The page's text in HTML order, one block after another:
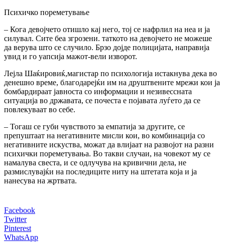
Психичко пореметување
– Кога девојчето отишло кај него, тој се нафрлил на неа и ја
силувал. Сите беа згрозени. таткото на девојчето не можеше
да верува што се случило. Брзо дојде полицијата, направија
увид и го уапсија мажот-вели изворот.
Лејла Шаќировиќ,магистар по психологија истакнува дека во
денешно време, благодарејќи им на друштвените мрежи кои ја
бомбардираат јавноста со информации и незивессната
ситуација во државата, се почеста е појавата луѓето да се
повлекуваат во себе.
– Тогаш се губи чувството за емпатија за другите, се
препуштаат на негативните мисли кои, во комбинација со
негативните искуства, можат да влијаат на развојот на разни
психички пореметувања. Во такви случаи, на човекот му се
намалува свеста, и се одлучува на кривични дела, не
размислувајќи на последиците ниту на штетата која и ја
нанесува на жртвата.
Facebook
Twitter
Pinterest
WhatsApp